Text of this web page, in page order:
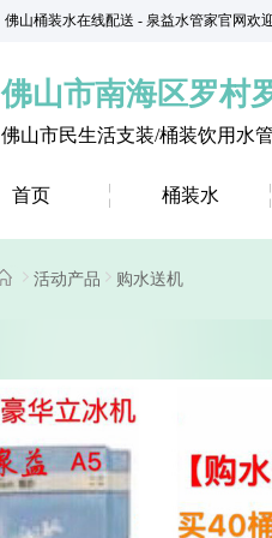
佛山桶装水在线配送 - 泉益水管家官网欢
佛山市南海区罗村
佛山市民生活支装/桶装饮用水
首页 桶装水
活动产品 购水送机